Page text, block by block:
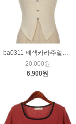
ba0311 배색카라주얼버튼니트나시_베이지
20,000원
6,900원